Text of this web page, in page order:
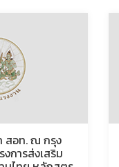
สอท. ณ กรุง
งการส่งเสริม